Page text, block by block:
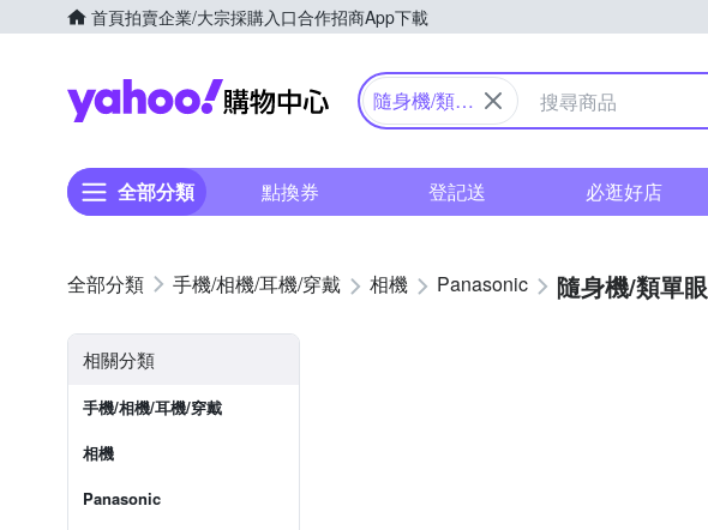
首頁拍賣企業/大宗採購入口合作招商App下載
Yahoo購物中心
隨身機/類單
全部分類 點換券 登記送 必逛好店
手機/相機/耳機/穿戴 相機 Panasonic 隨身機/類單眼
相關分類
手機/相機/耳機/穿戴
相機
Panasonic